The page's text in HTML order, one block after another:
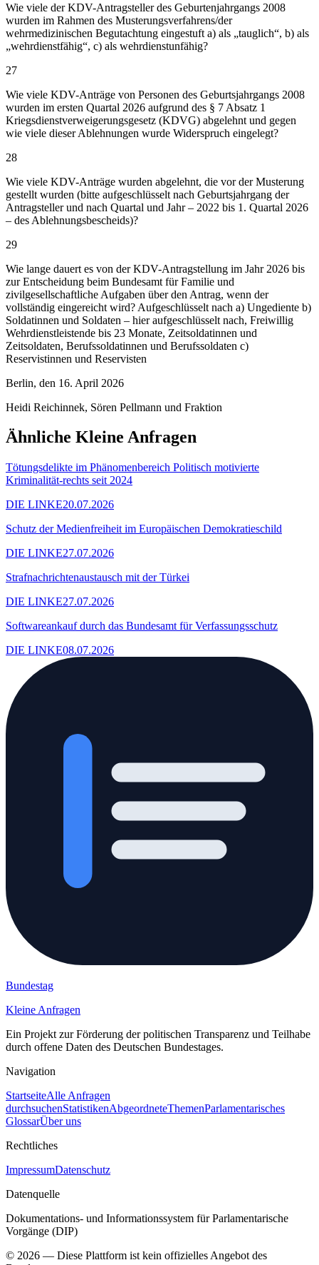
Wie viele der KDV-Antragsteller des Geburtenjahrgangs 2008
wurden im Rahmen des Musterungsverfahrens/der
wehrmedizinischen Begutachtung eingestuft a) als „tauglich“, b) als
„wehrdienstfähig“, c) als wehrdienstunfähig?
27
Wie viele KDV-Anträge von Personen des Geburtsjahrgangs 2008
wurden im ersten Quartal 2026 aufgrund des § 7 Absatz 1
Kriegsdienstverweigerungsgesetz (KDVG) abgelehnt und gegen
wie viele dieser Ablehnungen wurde Widerspruch eingelegt?
28
Wie viele KDV-Anträge wurden abgelehnt, die vor der Musterung
gestellt wurden (bitte aufgeschlüsselt nach Geburtsjahrgang der
Antragsteller und nach Quartal und Jahr – 2022 bis 1. Quartal 2026
– des Ablehnungsbescheids)?
29
Wie lange dauert es von der KDV-Antragstellung im Jahr 2026 bis
zur Entscheidung beim Bundesamt für Familie und
zivilgesellschaftliche Aufgaben über den Antrag, wenn der
vollständig eingereicht wird? Aufgeschlüsselt nach a) Ungediente b)
Soldatinnen und Soldaten – hier aufgeschlüsselt nach, Freiwillig
Wehrdienstleistende bis 23 Monate, Zeitsoldatinnen und
Zeitsoldaten, Berufssoldatinnen und Berufssoldaten c)
Reservistinnen und Reservisten
Berlin, den 16. April 2026
Heidi Reichinnek, Sören Pellmann und Fraktion
Ähnliche Kleine Anfragen
Tötungsdelikte im Phänomenbereich Politisch motivierte
Kriminalität-rechts seit 2024
DIE LINKE20.07.2026
Schutz der Medienfreiheit im Europäischen Demokratieschild
DIE LINKE27.07.2026
Strafnachrichtenaustausch mit der Türkei
DIE LINKE27.07.2026
Softwareankauf durch das Bundesamt für Verfassungsschutz
DIE LINKE08.07.2026
Bundestag
Kleine Anfragen
Ein Projekt zur Förderung der politischen Transparenz und Teilhabe
durch offene Daten des Deutschen Bundestages.
Navigation
StartseiteAlle Anfragen
durchsuchenStatistikenAbgeordneteThemenParlamentarisches
GlossarÜber uns
Rechtliches
ImpressumDatenschutz
Datenquelle
Dokumentations- und Informationssystem für Parlamentarische
Vorgänge (DIP)
© 2026 — Diese Plattform ist kein offizielles Angebot des